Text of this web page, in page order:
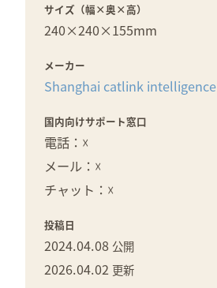
サイズ（幅×奥×高）
240×240× 155mm
メーカー
Shanghai catlink intelligence
国内向けサポート窓口
電話：☓
メール：☓
チャット：☓
投稿日
2024.04.08 公開
2026.04.02 更新